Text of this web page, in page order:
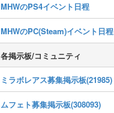
MHWのPS4イベント日程
MHWのPC(Steam)イベント日程
各掲示板/コミュニティ
ミラボレアス募集掲示板(21985)
ムフェト募集掲示板(308093)